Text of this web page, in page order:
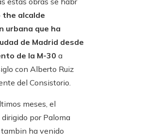
the alcalde
urbana que ha
de Madrid desde
de la M-30 a
con Alberto Ruiz
del Consistorio.
meses, el
por Paloma
tambin ha venido